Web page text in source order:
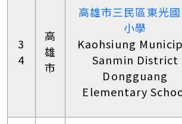
3
4
高
雄
市
高雄市三民區東光
小學
Kaohsiung
Sanmin District
Dongguang
Elementary